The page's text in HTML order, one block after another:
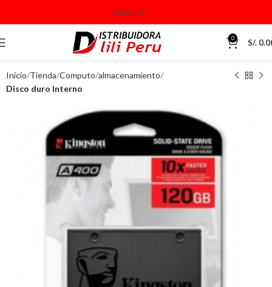
0 S/.
Inicio Tienda Computo almacenamiento
Disco duro Interno